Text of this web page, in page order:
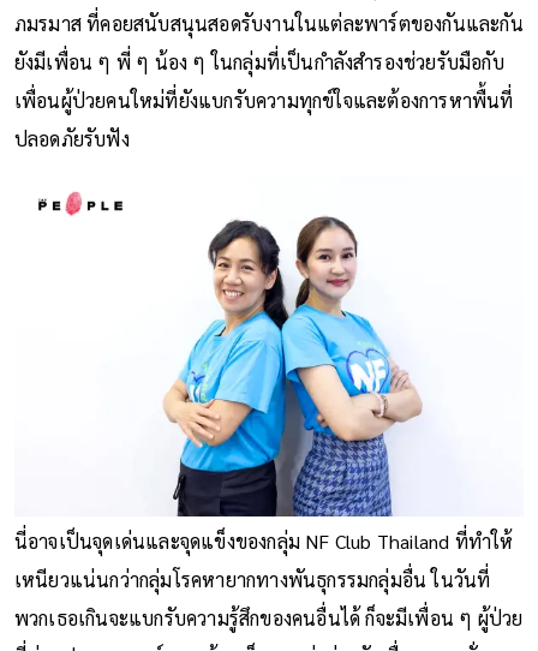
ภมรมาส ที่คอยสนับสนุนสอดรับงานในแต่ละพาร์ตของกันและกัน
ยังมีเพื่อน ๆ พี่ ๆ น้อง ๆ ในกลุ่มที่เป็นกำลังสำรองช่วยรับมือกับ
เพื่อนผู้ป่วยคนใหม่ที่ยังแบกรับความทุกข์ใจและต้องการหาพื้นที่
ปลอดภัยรับฟัง
นี่อาจเป็นจุดเด่นและจุดแข็งของกลุ่ม NF Club Thailand ที่ทำให้
เหนียวแน่นกว่ากลุ่มโรคหายากทางพันธุกรรมกลุ่มอื่น ในวันที่
พวกเธอเกินจะแบกรับความรู้สึกของคนอื่นได้ ก็จะมีเพื่อน ๆ ผู้ป่วย